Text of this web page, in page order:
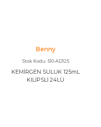
Benny
Stok Kodu: 510-AD125
KEMİRGEN SULUK 125mL
KILİPSLİ 24LÜ